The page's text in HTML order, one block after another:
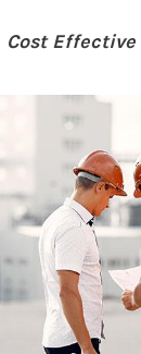
Cost Effective